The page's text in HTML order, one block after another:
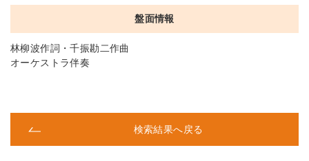
盤面情報
林柳波作詞・千振勘二作曲
オーケストラ伴奏
検索結果へ戻る